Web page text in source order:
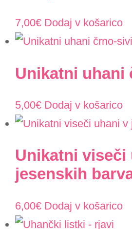
7,00€ Dodaj v košarico
Unikatni uhani
5,00€ Dodaj v košarico
Unikatni viseči
jesenskih
6,00€ Dodaj v košarico